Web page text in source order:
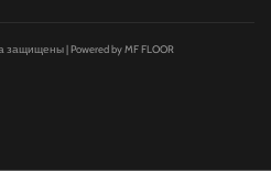
защищены | Powered by MF FLOOR